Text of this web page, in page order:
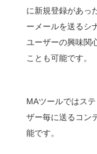
に新規登録があっ
ーメールを送るシ
ユーザーの興味関
ことも可能です。
MAツールではス
ザー毎に送るコン
能です。